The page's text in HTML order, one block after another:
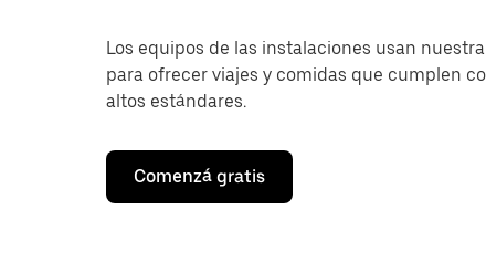
Los equipos de las instalaciones usan
para ofrecer viajes y comidas que cumplen
altos estándares.
Comenzá gratis